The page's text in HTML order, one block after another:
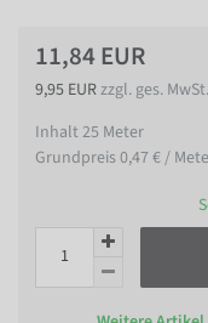
11,84 EUR
9,95 EURzzgl. ges. MwSt.
Inhalt25 Meter
Grundpreis0,47 € /